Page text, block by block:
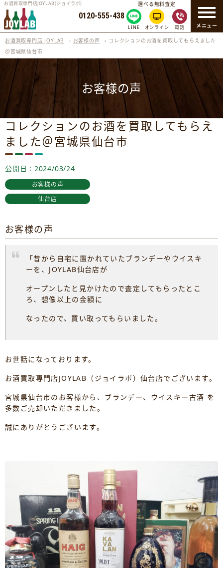
メニュー
お酒買取専門店JOYLAB(ジョイラボ)
0120-555-438
選べる無料査定
LINE オンライン 電話
お酒買取専門店 JOYLAB › お客様の声 › コレクションのお酒を買取してもらえました
＠宮城県仙台市
お客様の声
コレクションのお酒を買取してもらえ
ました＠宮城県仙台市
公開日 : 2024/03/24
お客様の声
仙台店
お客様の声
「昔から自宅に置かれていたブランデーやウイスキ
ーを、JOYLAB仙台店が
オープンしたと見かけたので査定してもらったとこ
ろ、想像以上の金額に
なったので、買い取ってもらいました。
お世話になっております。
お酒買取専門店JOYLAB（ジョイラボ）仙台店でございます。
宮城県仙台市のお客様から、ブランデー、ウイスキー古酒 を
多数ご売却いただきました。
誠にありがとうございます。